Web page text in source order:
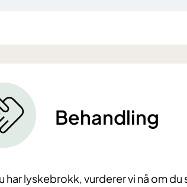
Behandling
har lyskebrokk, vurderer vi nå om